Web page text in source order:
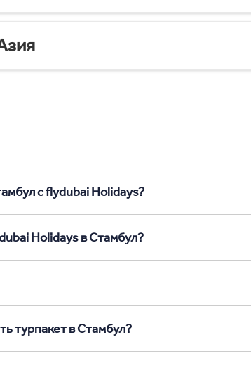
с flydubai Holidays?
Holidays в Стамбул?
турпакет в Стамбул?